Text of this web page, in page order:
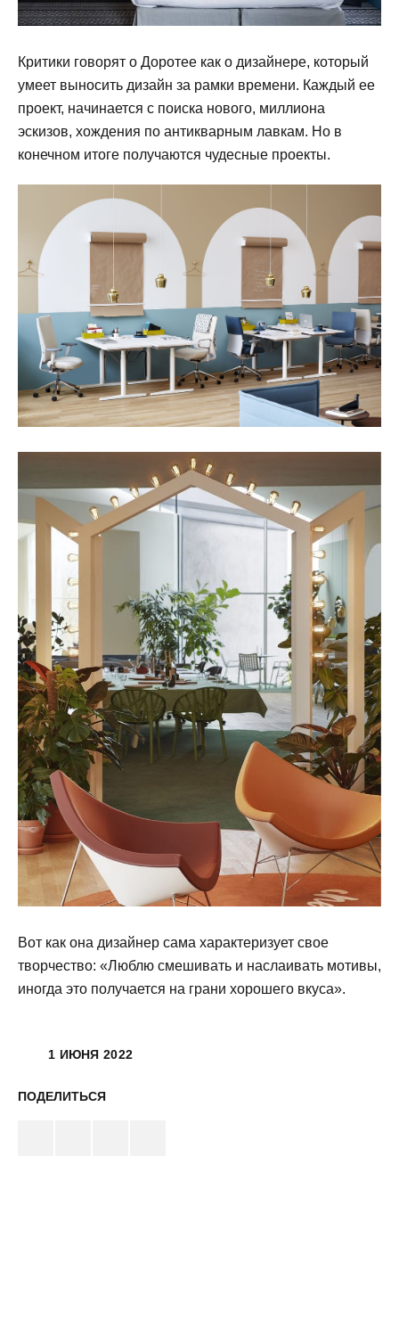
Критики говорят о Доротее как о дизайнере, который
умеет выносить дизайн за рамки времени. Каждый ее
проект, начинается с поиска нового, миллиона
эскизов, хождения по антикварным лавкам. Но в
конечном итоге получаются чудесные проекты.
Вот как она дизайнер сама характеризует свое
творчество: «Люблю смешивать и наслаивать мотивы,
иногда это получается на грани хорошего вкуса».
1 ИЮНЯ 2022
ПОДЕЛИТЬСЯ